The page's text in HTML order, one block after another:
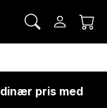
pris med